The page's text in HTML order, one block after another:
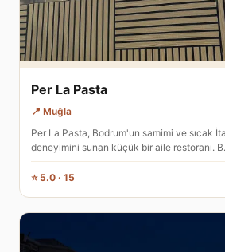
Per La Pasta
📍 Muğla
Per La Pasta, Bodrum'un samimi ve sıcak
deneyimini sunan küçük bir aile restoranı.
⭐ 5.0 · 15